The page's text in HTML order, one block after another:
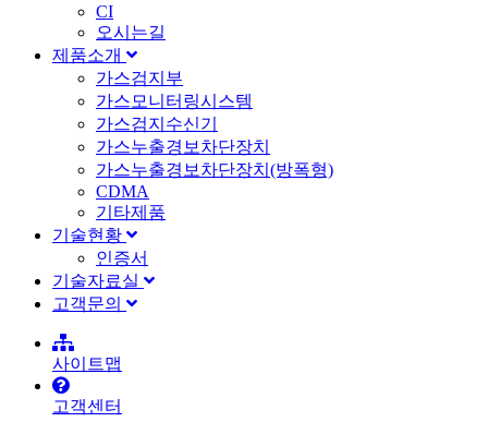
CI
오시는길
제품소개
가스검지부
가스모니터링시스템
가스검지수신기
가스누출경보차단장치
가스누출경보차단장치(방폭형)
CDMA
기타제품
기술현황
인증서
기술자료실
고객문의
사이트맵
고객센터